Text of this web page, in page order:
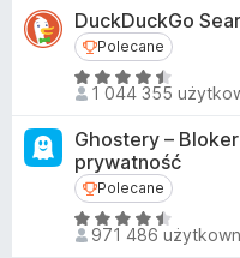
,
8
/
5
e
n
a
:
,
6
/
5
DuckDuckGo
Polecane
Polecane
O
c
e
n
a
4
1 044 355
Ghostery –
prywatność
Polecane
Polecane
O
c
971 486